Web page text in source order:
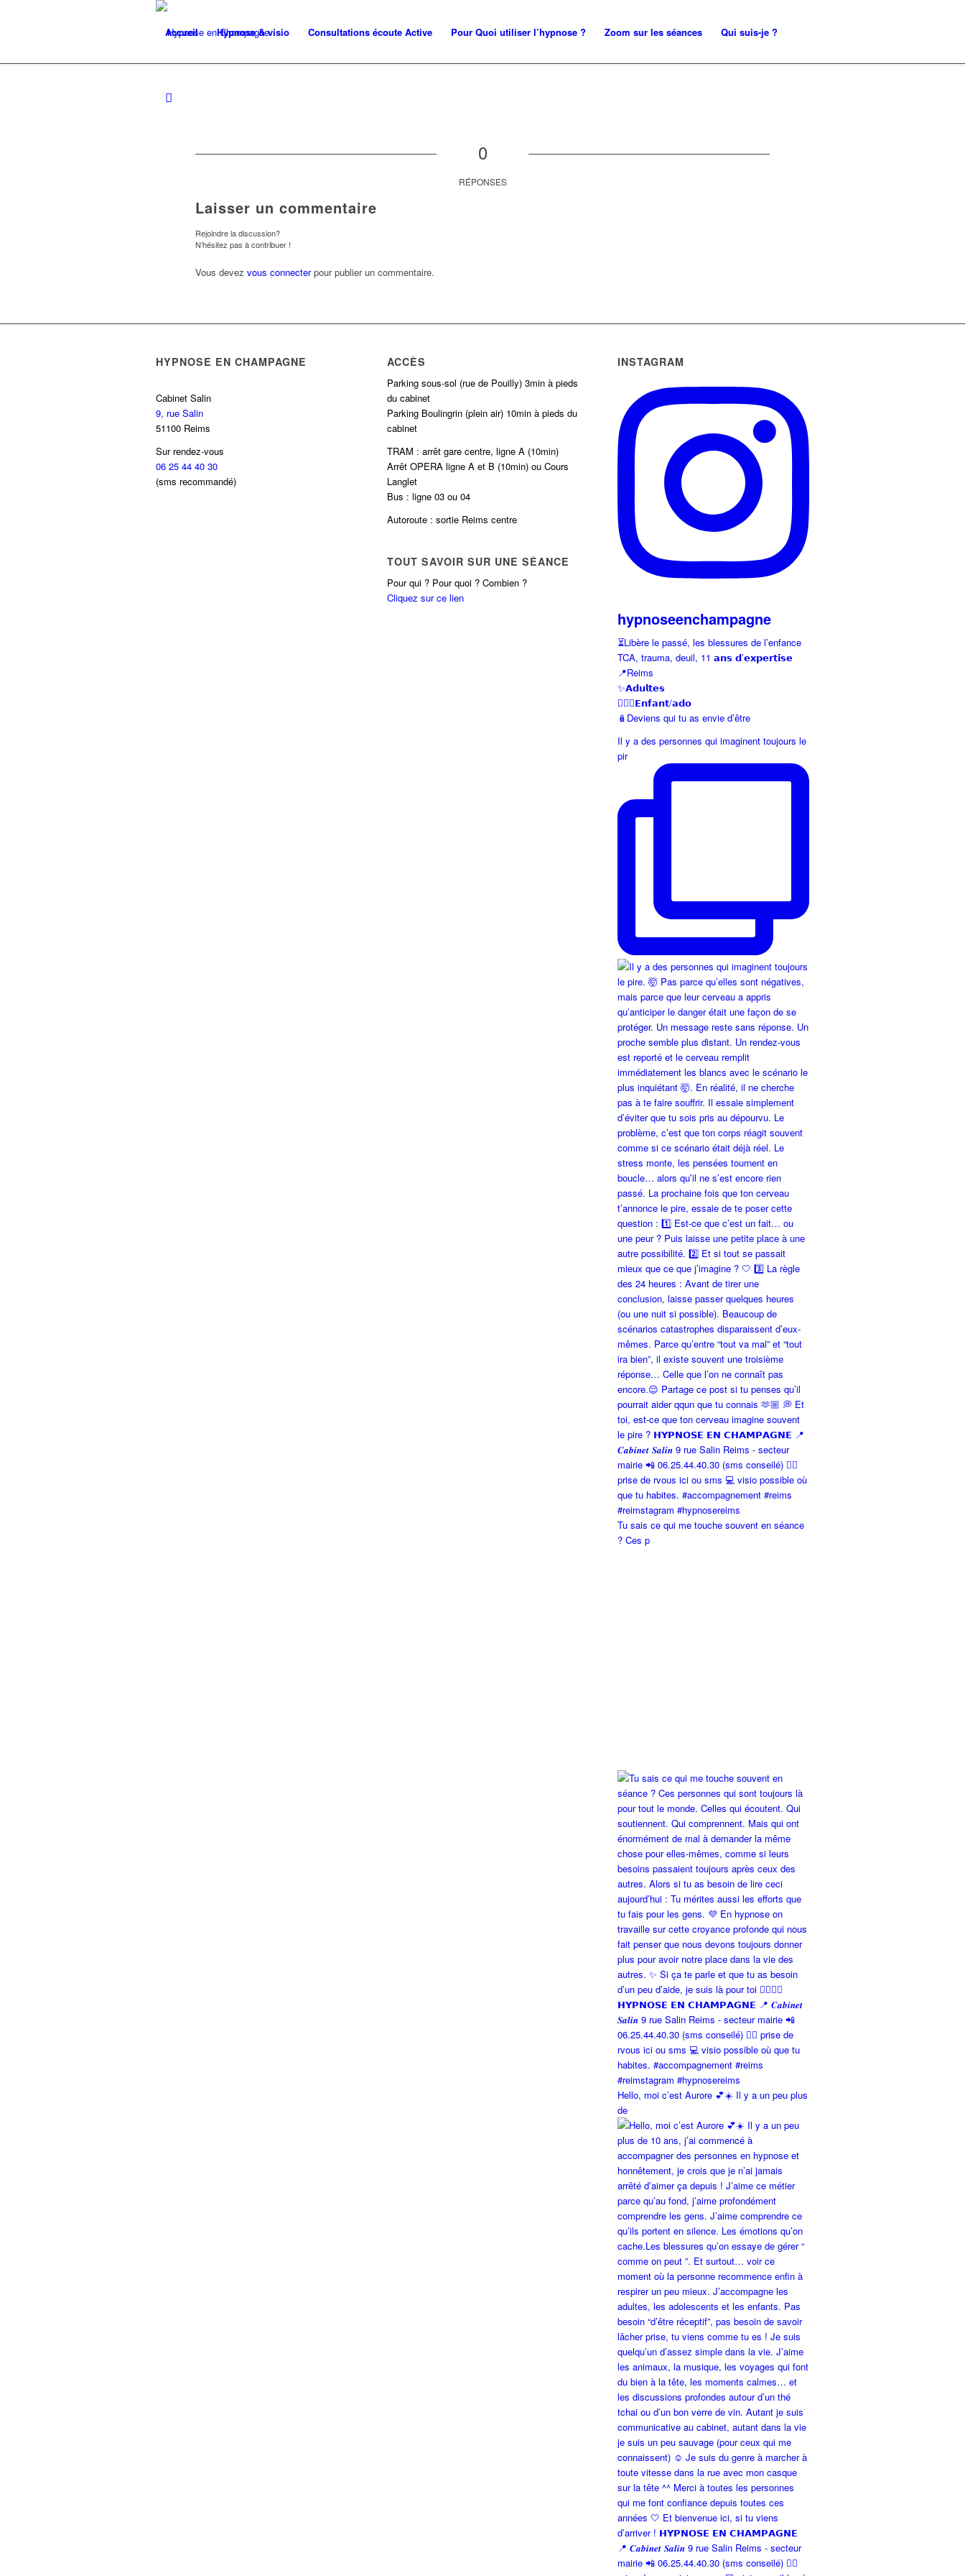
Accueil Hypnose & visio Consultations écoute Active Pour Quoi utiliser l’hypnose ? Zoom sur les séances Qui suis-je ?
0
RÉPONSES
Laisser un commentaire
Rejoindre la discussion?
N’hésitez pas à contribuer !
Vous devez vous connecterpour publier un commentaire.
HYPNOSE EN CHAMPAGNE
Cabinet Salin
9, rue Salin
51100 Reims
Sur rendez-vous
06 25 44 40 30
(sms recommandé)
ACCÈS
Parking sous-sol (rue de Pouilly) 3min à pieds
du cabinet
Parking Boulingrin (plein air) 10min à pieds du
cabinet
TRAM : arrêt gare centre, ligne A (10min)
Arrêt OPERA ligne A et B (10min) ou Cours
Langlet
Bus : ligne 03 ou 04
Autoroute : sortie Reims centre
TOUT SAVOIR SUR UNE SÉANCE
Pour qui ? Pour quoi ? Combien ?
Cliquez sur ce lien
INSTAGRAM
hypnoseenchampagne
⏳Libère le passé, les blessures de l’enfance
TCA, trauma, deuil, 11 𝗮𝗻𝘀 𝗱’𝗲𝘅𝗽𝗲𝗿𝘁𝗶𝘀𝗲
📍Reims
✨𝗔𝗱𝘂𝗹𝘁𝗲𝘀
👱🏼‍♀️𝗘𝗻𝗳𝗮𝗻𝘁/𝗮𝗱𝗼
🪆Deviens qui tu as envie d’être
Il y a des personnes qui imaginent toujours le
pir
Tu sais ce qui me touche souvent en séance
? Ces p
Hello, moi c’est Aurore 💕☀️ Il y a un peu plus
de